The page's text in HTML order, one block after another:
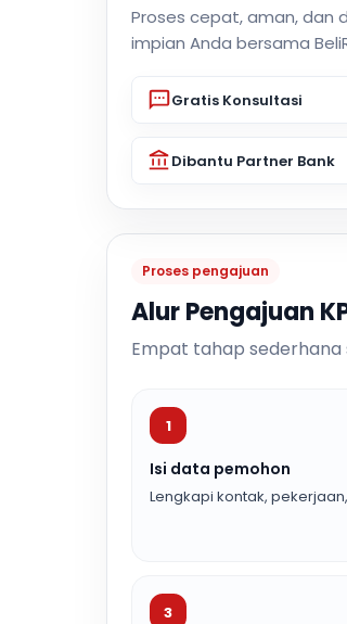
Proses cepat, aman, dan
impian Anda bersama
Gratis Konsultasi
Dibantu Partner Bank
Proses pengajuan
Alur Pengajuan
Empat tahap
1
Isi data pemohon
Lengkapi kontak,
3